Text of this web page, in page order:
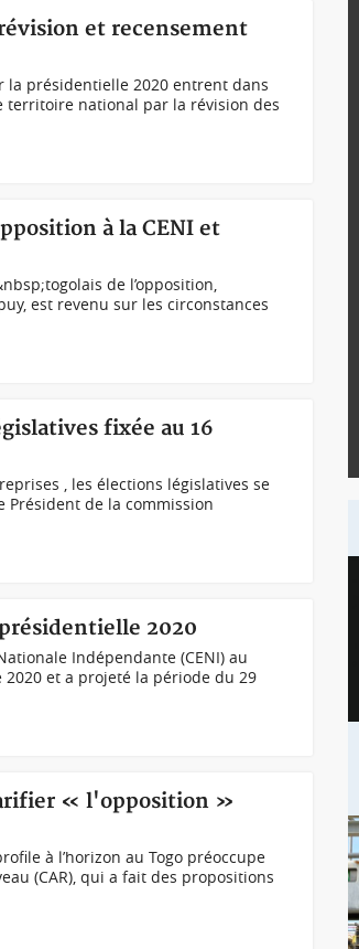
et recensement
la présidentielle 2020 entrent dans
territoire national par la révision des
à la CENI et
de l’opposition,
est revenu sur les circonstances
fixée au 16
, les élections législatives se
Président de la commission
2020
Indépendante (CENI) au
et a projeté la période du 29
« l'opposition »
à l’horizon au Togo préoccupe
(CAR), qui a fait des propositions